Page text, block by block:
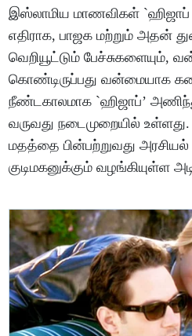
இஸ்லாமிய மாணவிகள் `ஹிஜாப்
எதிராக, பாஜக மற்றும் அதன்
வெறியூட்டும் பேச்சுகளையும்,
கொண்டிருப்பது வன்மையாக
நீண்டகாலமாக `ஹிஜாப்’
வருவது நடைமுறையில் உள்ளது.
மதத்தை பின்பற்றுவது
குடிமகனுக்கும் வழங்கியுள்ள